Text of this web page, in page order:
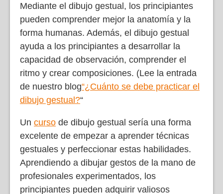
Mediante el dibujo gestual, los principiantes
pueden comprender mejor la anatomía y la
forma humanas. Además, el dibujo gestual
ayuda a los principiantes a desarrollar la
capacidad de observación, comprender el
ritmo y crear composiciones. (Lee la entrada
de nuestro blog“¿Cuánto se debe practicar el
dibujo gestual?“
Un curso de dibujo gestual sería una forma
excelente de empezar a aprender técnicas
gestuales y perfeccionar estas habilidades.
Aprendiendo a dibujar gestos de la mano de
profesionales experimentados, los
principiantes pueden adquirir valiosos